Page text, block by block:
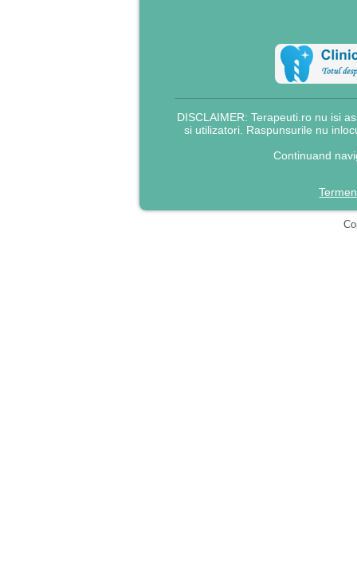
DISCLAIMER: Terapeuti.ro nu isi
si utilizatori. Raspunsurile nu
Continuand